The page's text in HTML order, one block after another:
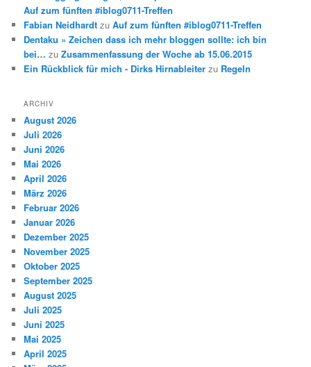
Auf zum fünften #iblog0711-Treffen
Fabian Neidhardt zuAuf zum fünften #iblog0711-Treffen
Dentaku » Zeichen dass ich mehr bloggen sollte: ich bin
bei… zuZusammenfassung der Woche ab 15.06.2015
Ein Rückblick für mich - Dirks Hirnableiter zu Regeln
ARCHIV
August 2026
Juli 2026
Juni 2026
Mai 2026
April 2026
März 2026
Februar 2026
Januar 2026
Dezember 2025
November 2025
Oktober 2025
September 2025
August 2025
Juli 2025
Juni 2025
Mai 2025
April 2025